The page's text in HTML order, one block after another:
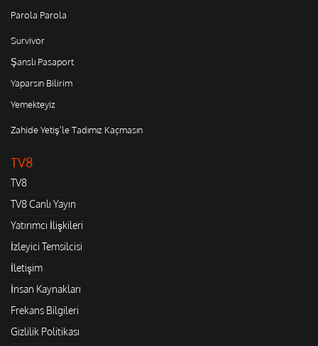
Parola Parola
Survivor
Şanslı Pasaport
Yaparsın Bilirim
Yemekteyiz
Zahide Yetiş'le Tadımız Kaçmasın
TV8
TV8
TV8 Canlı Yayın
Yatırımcı İlişkileri
İzleyici Temsilcisi
İletişim
İnsan Kaynakları
Frekans Bilgileri
Gizlilik Politikası